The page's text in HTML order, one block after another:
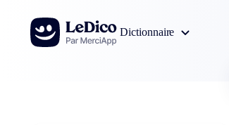
Aller au contenu
Dictionnaire